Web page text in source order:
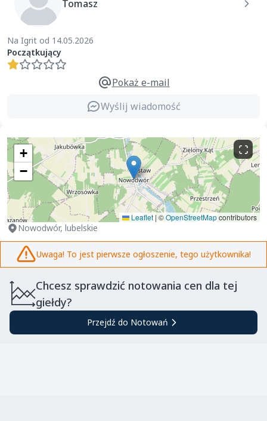
Tomasz
Na Igrit od 14.05.2026
Początkujący
Pokaż e-mail
Wyślij wiadomość
+
−
Leaflet | ©OpenStreetMapcontributors
Nowodwór, lubelskie
Uwaga! To jest pierwsze ogłoszenie, tego użytkownika!
Chcesz sprawdzić notowania cen dla tej
giełdy?
Przejdź do Notowań